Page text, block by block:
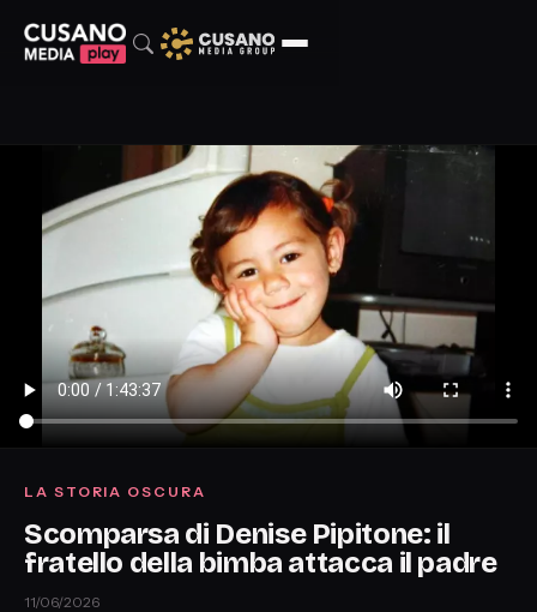
LA STORIA OSCURA
Scomparsa di Denise Pipitone: il
fratello della bimba attacca il padre
11/06/2026